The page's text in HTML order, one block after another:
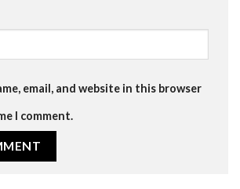
email, and website in this browser
I comment.